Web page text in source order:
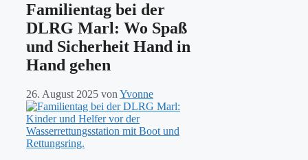
Familientag bei der
DLRG Marl: Wo Spaß
und Sicherheit Hand in
Hand gehen
26. August 2025 von Yvonne